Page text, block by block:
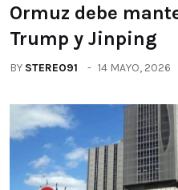
Ormuz debe
Trump y Jinping
BY STEREO91 14 MAYO, 2026